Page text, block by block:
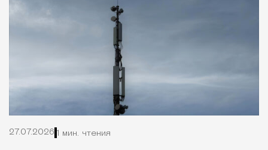
27.07.2026 1 мин. чтения